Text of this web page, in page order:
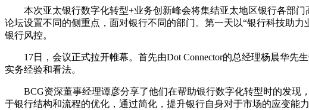
本次亚太银行数字化转型+业务创新峰会将集结亚太地区银行各部门
论坛设置不同的侧重点，面对银行不同的部门。第一天以“银行科技助
银行风控。
17日，会议正式拉开帷幕。首先由Dot Connector的总经理杨晨华先
实务经验和看法。
BCG资深董事经理谭彦分享了他们在帮助银行数字化转型时的发现
于银行结构和流程的优化，通过简化，提升银行自身对于市场的应变能